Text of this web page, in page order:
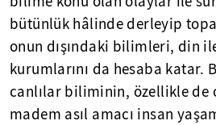
bütünlük hâlinde derleyip
onun dışındaki bilimleri, din
kurumlarını da hesaba katar.
canlılar biliminin, özellikle de
madem asıl amacı insan